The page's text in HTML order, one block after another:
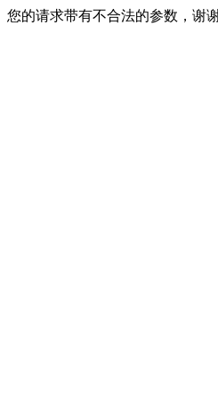
您的请求带有不合法的参数，谢